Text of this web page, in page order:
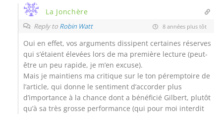
La Jonchère
Reply to Robin Watt 8 années plus tôt
Oui en effet, vos arguments dissipent certaines réserves
qui s’étaient élevées lors de ma première lecture (peut-
être un peu rapide, je m’en excuse).
Mais je maintiens ma critique sur le ton péremptoire de
l’article, qui donne le sentiment d’accorder plus
d’importance à la chance dont a bénéficié Gilbert, plutôt
qu’à sa très grosse performance (qui pour moi interdit